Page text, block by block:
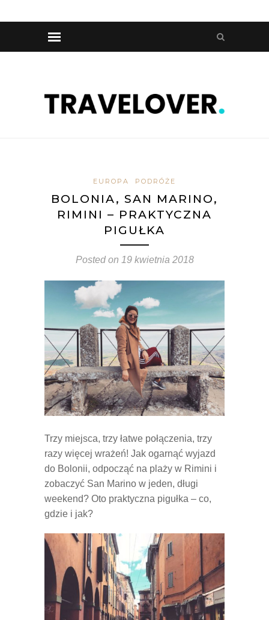
EUROPA PODRÓŻE
BOLONIA, SAN MARINO,
RIMINI – PRAKTYCZNA
PIGUŁKA
Posted on 19 kwietnia 2018
Trzy miejsca, trzy łatwe połączenia, trzy
razy więcej wrażeń! Jak ogarnąć wyjazd
do Bolonii, odpocząć na plaży w Rimini i
zobaczyć San Marino w jeden, długi
weekend? Oto praktyczna pigułka – co,
gdzie i jak?